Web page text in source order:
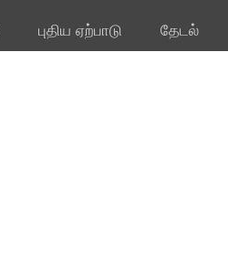
புதிய ஏற்பாடு தேடல்